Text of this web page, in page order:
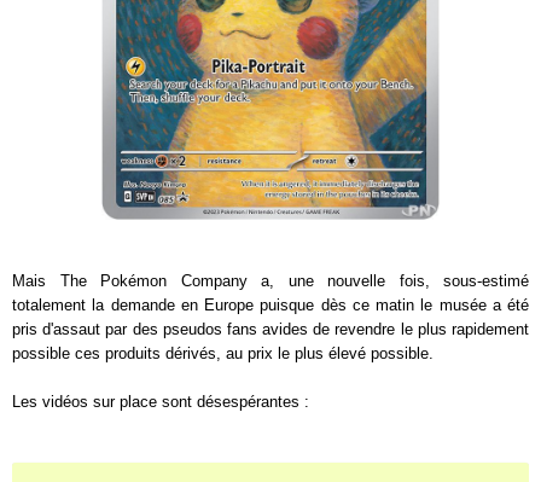
Mais The Pokémon Company a, une nouvelle fois, sous-estimé
totalement la demande en Europe puisque dès ce matin le musée a été
pris d'assaut par des pseudos fans avides de revendre le plus rapidement
possible ces produits dérivés, au prix le plus élevé possible.
Les vidéos sur place sont désespérantes :